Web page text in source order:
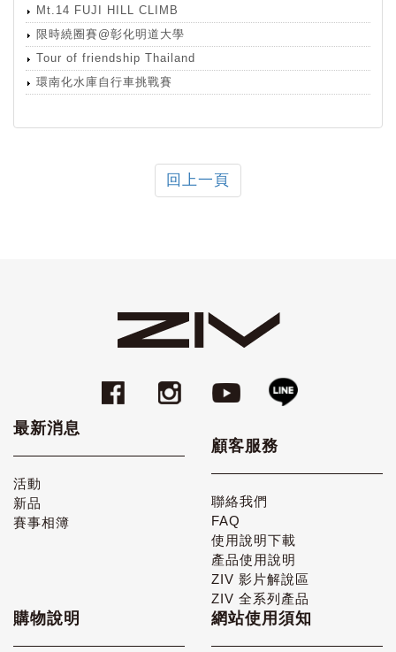
Mt.14 FUJI HILL CLIMB
限時繞圈賽@彰化明道大學
Tour of friendship Thailand
環南化水庫自行車挑戰賽
回上一頁
最新消息
活動
新品
賽事相簿
顧客服務
聯絡我們
FAQ
使用說明下載
產品使用說明
ZIV 影片解說區
ZIV 全系列產品
購物說明 網站使用須知